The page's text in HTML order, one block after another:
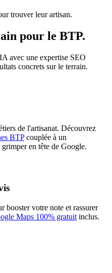
trouver leur artisan.
pour le BTP.
avec une expertise SEO
concrets sur le terrain.
de l'artisanat. Découvrez
BTPcouplée à un
en tête de Google.
booster votre note et rassurer
Maps 100% gratuit inclus.